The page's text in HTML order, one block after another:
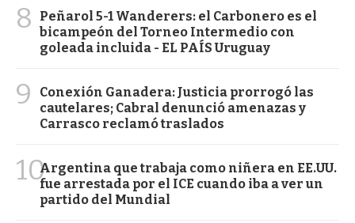
8
Peñarol 5-1 Wanderers: el Carbonero es el
bicampeón del Torneo Intermedio con
goleada incluida - EL PAÍS Uruguay
9
Conexión Ganadera: Justicia prorrogó las
cautelares; Cabral denunció amenazas y
Carrasco reclamó traslados
10Argentina que trabaja como niñera en EE.UU.
fue arrestada por el ICE cuando iba a ver un
partido del Mundial